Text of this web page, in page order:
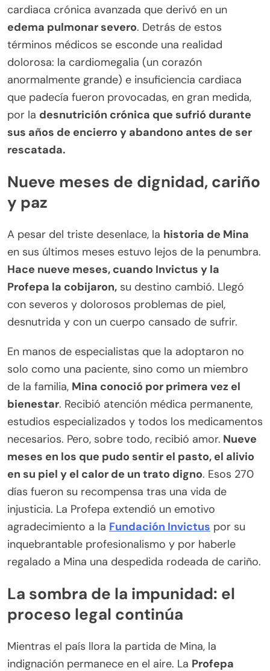
cardiaca crónica avanzada que derivó en un
edema pulmonar severo. Detrás de estos
términos médicos se esconde una realidad
dolorosa: la cardiomegalia (un corazón
anormalmente grande) e insuficiencia cardiaca
que padecía fueron provocadas, en gran medida,
por la desnutrición crónica que sufrió durante
sus años de encierro y abandono antes de ser
rescatada.
Nueve meses de dignidad, cariño
y paz
A pesar del triste desenlace, la historia de Mina
en sus últimos meses estuvo lejos de la penumbra.
Hace nueve meses, cuando Invictus y la
Profepa la cobijaron, su destino cambió. Llegó
con severos y dolorosos problemas de piel,
desnutrida y con un cuerpo cansado de sufrir.
En manos de especialistas que la adoptaron no
solo como una paciente, sino como un miembro
de la familia, Mina conoció por primera vez el
bienestar. Recibió atención médica permanente,
estudios especializados y todos los medicamentos
necesarios. Pero, sobre todo, recibió amor. Nueve
meses en los que pudo sentir el pasto, el alivio
en su piel y el calor de un trato digno. Esos 270
días fueron su recompensa tras una vida de
injusticia. La Profepa extendió un emotivo
agradecimiento a la Fundación Invictus por su
inquebrantable profesionalismo y por haberle
regalado a Mina una despedida rodeada de cariño.
La sombra de la impunidad: el
proceso legal continúa
Mientras el país llora la partida de Mina, la
indignación permanece en el aire. La Profepa